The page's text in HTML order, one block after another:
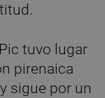
tuvo lugar
pirenaica
sigue por un